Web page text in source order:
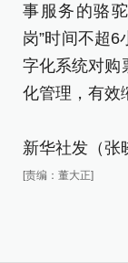
事服务的骆
岗”时间不超
字化系统对购
化管理，有效
新华社发（张
[责编：董大正]